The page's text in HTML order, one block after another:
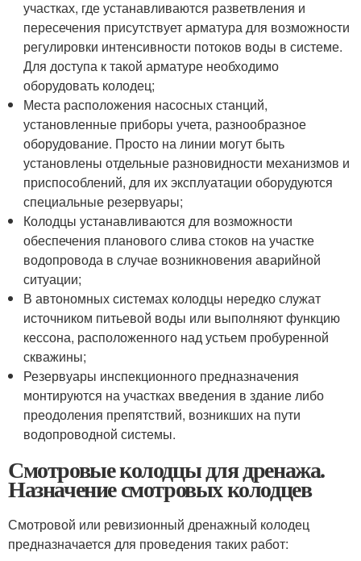
участках, где устанавливаются разветвления и
пересечения присутствует арматура для возможности
регулировки интенсивности потоков воды в системе.
Для доступа к такой арматуре необходимо
оборудовать колодец;
Места расположения насосных станций,
установленные приборы учета, разнообразное
оборудование. Просто на линии могут быть
установлены отдельные разновидности механизмов и
приспособлений, для их эксплуатации оборудуются
специальные резервуары;
Колодцы устанавливаются для возможности
обеспечения планового слива стоков на участке
водопровода в случае возникновения аварийной
ситуации;
В автономных системах колодцы нередко служат
источником питьевой воды или выполняют функцию
кессона, расположенного над устьем пробуренной
скважины;
Резервуары инспекционного предназначения
монтируются на участках введения в здание либо
преодоления препятствий, возникших на пути
водопроводной системы.
Смотровые колодцы для дренажа.
Назначение смотровых колодцев
Смотровой или ревизионный дренажный колодец
предназначается для проведения таких работ: